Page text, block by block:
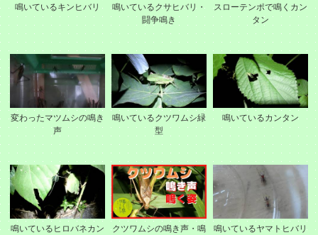
鳴いているキンヒバリ
鳴いているクサヒバリ・
闘争鳴き
スローテンポで鳴くカン
タン
変わったマツムシの鳴き
声
鳴いているクツワムシ緑
型
鳴いているカンタン
鳴いているヒロバネカン
クツワムシの鳴き声・鳴
鳴いているヤマトヒバリ